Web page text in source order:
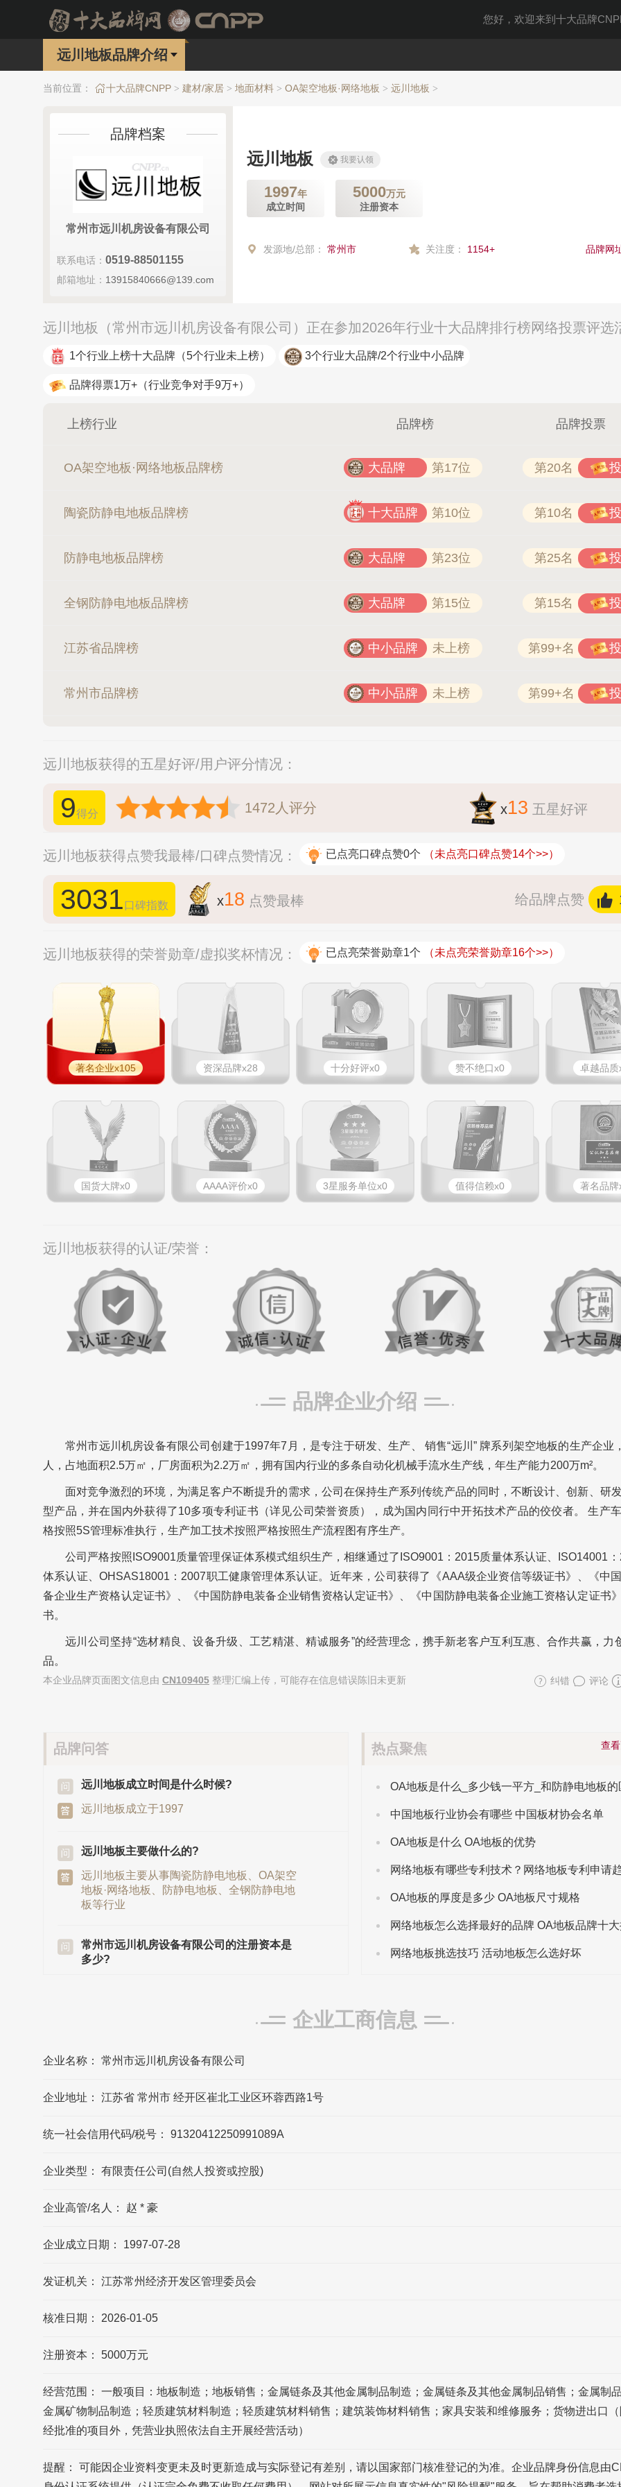
您好，欢迎来到十大品牌
远川地板品牌介绍
当前位置： 十大品牌CNPP > 建材/家居 > 地面材料 > OA架空地板·网络地板 > 远川地板 >
品牌档案
常州市远川机房设备有限公司
联系电话： 0519-88501155
邮箱地址： 13915840666@139.com
远川地板 我要认领
1997年
成立时间
5000万元
注册资本
发源地/总部： 常州市 关注度： 1154+ 品牌网
远川地板（常州市远川机房设备有限公司）正在参加2026年行业十大品牌排行榜网络投票评选
1个行业上榜十大品牌 （5个行业未上榜） 3个行业大品牌/2个行业中小品牌
品牌得票1万+ （行业竞争对手9万+）
上榜行业 品牌榜 品牌投票
OA架空地板·网络地板品牌榜 大品牌 第17位 第20名
陶瓷防静电地板品牌榜 十大品牌 第10位 第10名
防静电地板品牌榜 大品牌 第23位 第25名
全钢防静电地板品牌榜 大品牌 第15位 第15名
江苏省品牌榜 中小品牌 未上榜 第99+名
常州市品牌榜 中小品牌 未上榜 第99+名
远川地板获得的五星好评/用户评分情况：
9得分 1472 人评分 x13 五星好评
远川地板获得点赞我最棒/口碑点赞情况： 已点亮口碑点赞0个 （未点亮口碑点赞14个>>）
3031口碑指数 x18 点赞最棒 给品牌点赞
远川地板获得的荣誉勋章/虚拟奖杯情况： 已点亮荣誉勋章1个 （未点亮荣誉勋章16个>>）
著名企业x105 资深品牌x28 十分好评x0 赞不绝口x0 卓越品质
国货大牌x0 AAAA评价x0 3星服务单位x0 值得信赖x0 著名品牌
远川地板获得的认证/荣誉：
品牌企业介绍
常州市远川机房设备有限公司创建于1997年7月，是专注于研发、生产、 销售“远川” 牌系列架空地板的生产企业
人，占地面积2.5万㎡，厂房面积为2.2万㎡，拥有国内行业的多条自动化机械手流水生产线，年生产能力200万m²。
面对竞争激烈的环境，为满足客户不断提升的需求，公司在保持生产系列传统产品的同时，不断设计、创新、研
型产品，并在国内外获得了10多项专利证书（详见公司荣誉资质），成为国内同行中开拓技术产品的佼佼者。 生产
格按照5S管理标准执行，生产加工技术按照严格按照生产流程图有序生产。
公司严格按照ISO9001质量管理保证体系模式组织生产，相继通过了ISO9001：2015质量体系认证、ISO14001
体系认证、OHSAS18001：2007职工健康管理体系认证。近年来，公司获得了《AAA级企业资信等级证书》、《中
备企业生产资格认定证书》、《中国防静电装备企业销售资格认定证书》、《中国防静电装备企业施工资格认定证书
书。
远川公司坚持“选材精良、设备升级、工艺精湛、精诚服务”的经营理念，携手新老客户互利互惠、合作共赢，力
品。
本企业品牌页面图文信息由 CN109405 整理汇编上传，可能存在信息错误陈旧未更新 纠错 评论
品牌问答
远川地板成立时间是什么时候?
远川地板成立于1997
远川地板主要做什么的?
远川地板主要从事陶瓷防静电地板、OA架空
地板·网络地板、防静电地板、全钢防静电地
板等行业
常州市远川机房设备有限公司的注册资本是
多少?
远川地板发源地/总部在江苏省常州市
常州市远川机房设备有限公司的法定代表人
常州市远川机房设备有限公司的法定代表人
远川地板官网公布的联系方式是0519-
官网/官方公布的联系方式为准
远川地板的官方邮箱?
13915840666@139.com，可能数据更新不
准
常州市远川机房设备有限公司的企业所在地
在哪?
常州市远川机房设备有限公司的企业所在地
查
热点聚焦
中国地板行业协会有哪些 中国板材协会名单
OA地板是什么 OA地板的优势
OA地板的厚度是多少 OA地板尺寸规格
网络地板怎么选择最好的品牌 OA地板品牌十
网络地板挑选技巧 活动地板怎么选好坏
企业工商信息
企业名称： 常州市远川机房设备有限公司
企业地址： 江苏省 常州市 经开区崔北工业区环蓉西路1号
统一社会信用代码/税号： 91320412250991089A
企业类型： 有限责任公司(自然人投资或控股)
企业高管/名人： 赵 * 豪
企业成立日期： 1997-07-28
发证机关： 江苏常州经济开发区管理委员会
核准日期： 2026-01-05
注册资本： 5000万元
经营范围： 一般项目：地板制造；地板销售；金属链条及其他金属制品制造；金属链条及其他金属制品销售；金属制
金属矿物制品制造；轻质建筑材料制造；轻质建筑材料销售；建筑装饰材料销售；家具安装和维修服务；货物进出口
经批准的项目外，凭营业执照依法自主开展经营活动）
提醒： 可能因企业资料变更未及时更新造成与实际登记有差别，请以国家部门核准登记的为准。企业品牌身份信息由